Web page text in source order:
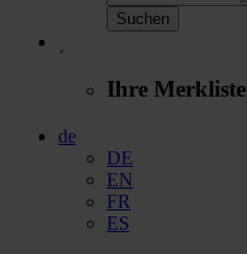
Suchen
Ihre Merkliste
de
DE
EN
FR
ES